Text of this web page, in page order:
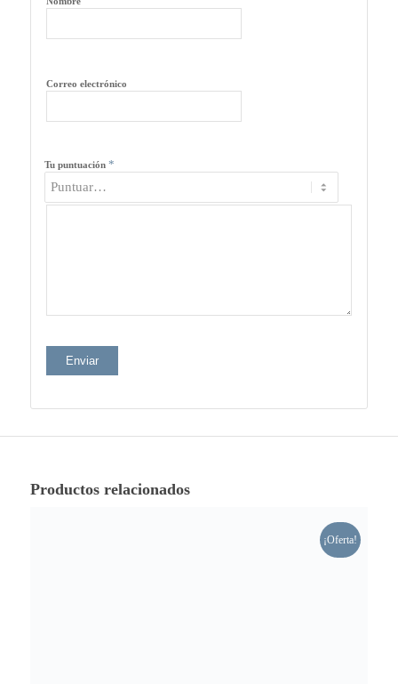
Correo electrónico
Tu puntuación *
Productos relacionados
¡Oferta!